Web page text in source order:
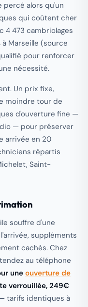
percé alors qu'un
qui coûtent cher
4 473 cambriolages
Marseille (source
pour renforcer
nécessité.
Un prix fixe,
moindre tour de
d'ouverture fine —
— pour préserver
arrivée en 20
répartis
Saint-
souffre d'une
suppléments
cachés. Chez
au téléphone
uneouverture de
verrouillée, 249€
tarifs identiques à